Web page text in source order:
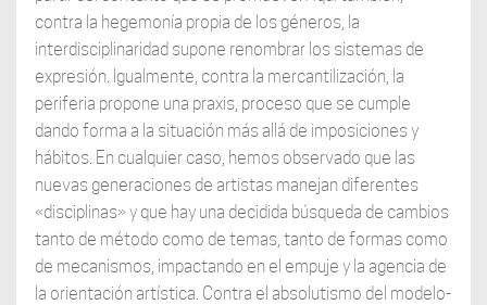
contra la hegemonía propia de los géneros, la
interdisciplinaridad supone renombrar los sistemas de
expresión. Igualmente, contra la mercantilización, la
periferia propone una praxis, proceso que se cumple
dando forma a la situación más allá de imposiciones y
hábitos. En cualquier caso, hemos observado que las
nuevas generaciones de artistas manejan diferentes
«disciplinas» y que hay una decidida búsqueda de cambios
tanto de método como de temas, tanto de formas como
de mecanismos, impactando en el empuje y la agencia de
la orientación artística. Contra el absolutismo del modelo-